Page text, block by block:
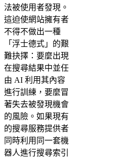
法被使用者發現。
這迫使網站擁有者
不得不做出一種
「浮士德式」的艱
難抉擇：要麼出現
在搜尋結果中並任
由 AI 利用其內容
進行訓練，要麼冒
著失去被發現機會
的風險。如果現有
的搜尋服務提供者
同時利用同一套機
器人進行搜尋索引